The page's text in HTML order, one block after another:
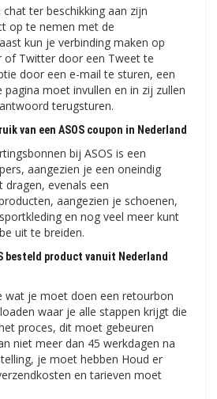
ter beschikking aan zijn
op te nemen met de
kun je verbinding maken op
of Twitter door een Tweet te
door een e-mail te sturen, een
moet invullen en in zij zullen
terugsturen.
van een ASOS coupon in Nederland
bij ASOS is een
aangezien je een oneindig
evenals een
aangezien je schoenen,
en nog veel meer kunt
uit te breiden.
besteld product vanuit Nederland
wat je moet doen een retourbon
waar je alle stappen krijgt die
proces, dit moet gebeuren
niet meer dan 45 werkdagen na
je moet hebben Houd er
en tarieven moet